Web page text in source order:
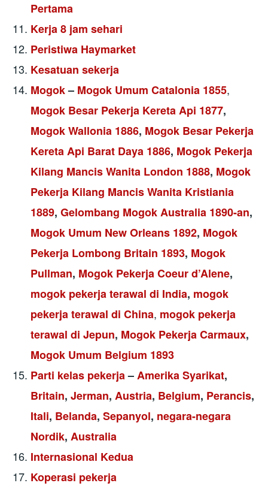
Pertama
Kerja 8 jam sehari
Peristiwa Haymarket
Kesatuan sekerja
Mogok– Mogok Umum Catalonia 1855,
Mogok Besar Pekerja Kereta Api 1877,
Mogok Wallonia 1886, Mogok Besar Pekerja
Kereta Api Barat Daya 1886, Mogok Pekerja
Kilang Mancis Wanita London 1888, Mogok
Pekerja Kilang Mancis Wanita Kristiania
1889,Gelombang Mogok Australia 1890-an,
Mogok Umum New Orleans 1892, Mogok
Pekerja Lombong Britain 1893, Mogok
Pullman, Mogok Pekerja Coeur d’Alene,
mogok pekerja terawal di India, mogok
pekerja terawal di China, mogok pekerja
terawal di Jepun, Mogok Pekerja Carmaux,
Mogok Umum Belgium 1893
Parti kelas pekerja–Amerika Syarikat,
Britain,Jerman,Austria, Belgium, Perancis,
Itali, Belanda,Sepanyol, negara-negara
Nordik,Australia
Internasional Kedua
Koperasi pekerja